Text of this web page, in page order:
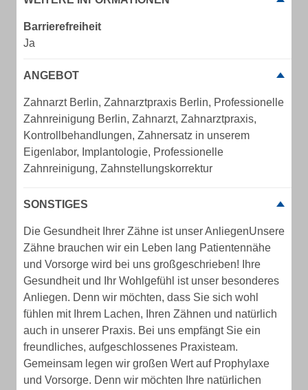
Barrierefreiheit
Ja
ANGEBOT
Zahnarzt Berlin, Zahnarztpraxis Berlin, Professionelle
Zahnreinigung Berlin, Zahnarzt, Zahnarztpraxis,
Kontrollbehandlungen, Zahnersatz in unserem
Eigenlabor, Implantologie, Professionelle
Zahnreinigung, Zahnstellungskorrektur
SONSTIGES
Die Gesund­heit Ihrer Zähne ist unser AnliegenUnsere
Zähne brauchen wir ein Leben lang Patientennähe
und Vorsorge wird bei uns großgeschrieben! Ihre
Gesundheit und Ihr Wohlgefühl ist unser besonderes
Anliegen. Denn wir möchten, dass Sie sich wohl
fühlen mit Ihrem Lachen, Ihren Zähnen und natürlich
auch in unserer Praxis. Bei uns empfängt Sie ein
freundliches, aufgeschlossenes Praxisteam.
Gemeinsam legen wir großen Wert auf Prophylaxe
und Vorsorge. Denn wir möchten Ihre natürlichen